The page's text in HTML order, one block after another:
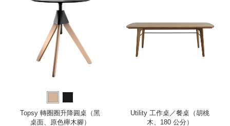
Topsy 轉圈圈升降圓桌（黑
桌面、原色櫸木腳）
Utility 工作桌／餐桌（胡桃
木、180 公分）